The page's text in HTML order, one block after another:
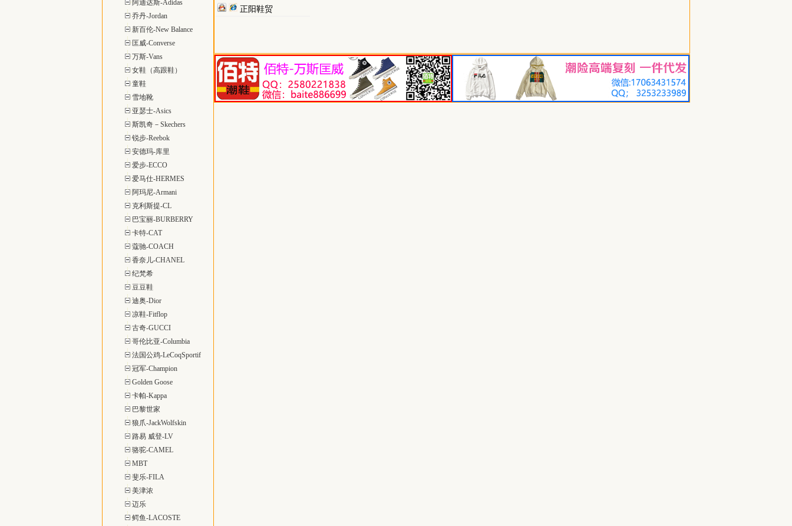
阿迪达斯-Adidas
乔丹-Jordan
新百伦-New Balance
匡威-Converse
万斯-Vans
女鞋（高跟鞋）
童鞋
雪地靴
亚瑟士-Asics
斯凯奇－Skechers
锐步-Reebok
安德玛-库里
爱步-ECCO
爱马仕-HERMES
阿玛尼-Armani
克利斯提-CL
巴宝丽-BURBERRY
卡特-CAT
蔻驰-COACH
香奈儿-CHANEL
纪梵希
豆豆鞋
迪奥-Dior
凉鞋-Fitflop
古奇-GUCCI
哥伦比亚-Columbia
法国公鸡-LeCoqSportif
冠军-Champion
Golden Goose
卡帕-Kappa
巴黎世家
狼爪-JackWolfskin
路易 威登-LV
骆驼-CAMEL
MBT
斐乐-FILA
美津浓
迈乐
鳄鱼-LACOSTE
正阳鞋贸